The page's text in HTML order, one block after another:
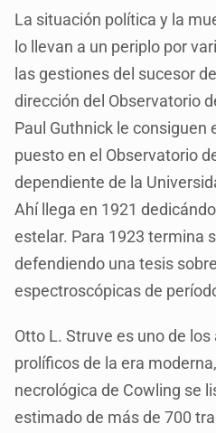
La situación política y la
lo llevan a un periplo por
las gestiones del sucesor
dirección del Observatorio
Paul Guthnick le consiguen
puesto en el Observatorio
dependiente de la
Ahí llega en 1921
estelar. Para 1923 termina
defendiendo una tesis
espectroscópicas de
Otto L. Struve es uno de
prolíficos de la era
necrológica de Cowling se
estimado de más de 700